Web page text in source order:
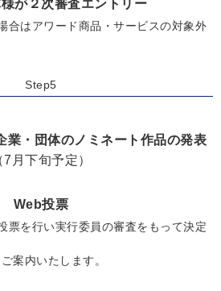
が２次審査エントリー
合はアワード商品・サービスの対象外
Step5
業・団体のノミネート作品の発表
7月下旬予定）
Web投票
票を行い実行委員の審査をもって決定
案内いたします。